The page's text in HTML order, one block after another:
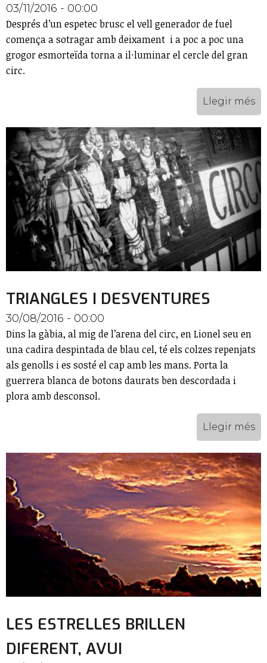
03/11/2016 - 00:00
Després d’un espetec brusc el vell generador de fuel
comença a sotragar amb deixament i a poc a poc una
grogor esmorteïda torna a il·luminar el cercle del gran
circ.
Llegir més
TRIANGLES I DESVENTURES
30/08/2016 - 00:00
Dins la gàbia, al mig de l’arena del circ, en Lionel seu en
una cadira despintada de blau cel, té els colzes repenjats
als genolls i es sosté el cap amb les mans. Porta la
guerrera blanca de botons daurats ben descordada i
plora amb desconsol.
Llegir més
LES ESTRELLES BRILLEN
DIFERENT, AVUI